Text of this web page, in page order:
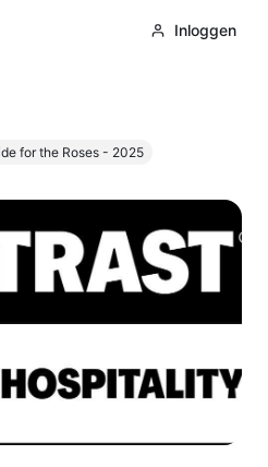
Inloggen
for the Roses - 2025